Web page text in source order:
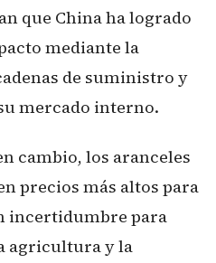
que China ha logrado
mediante la
de suministro y
mercado interno.
cambio, los aranceles
precios más altos para
incertidumbre para
agricultura y la